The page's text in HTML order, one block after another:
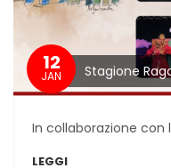
12
JAN Stagione
In collaborazione con
LEGGI